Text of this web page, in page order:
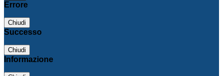
Errore
Chiudi
Successo
Chiudi
Informazione